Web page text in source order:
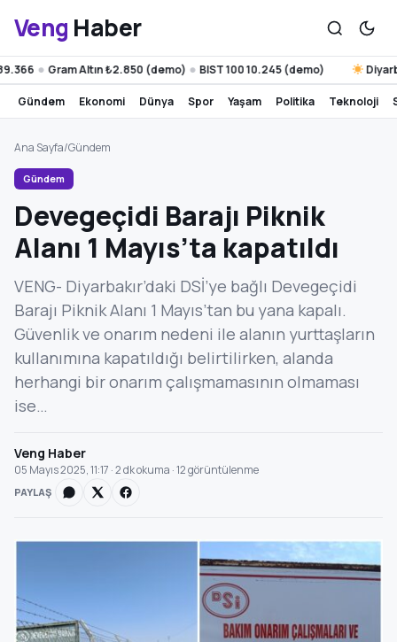
Veng Haber
● Gram Altın ₺2.850 (demo) ● BIST 100 10.245 (demo) Diyarbakır
gündem ekonomi dünya spor yaşam politika teknoloji
Ana Sayfa/Gündem
Gündem
Devegeçidi Barajı Piknik
Alanı 1 Mayıs’ta kapatıldı
VENG- Diyarbakır’daki DSİ’ye bağlı Devegeçidi
Barajı Piknik Alanı 1 Mayıs’tan bu yana kapalı.
Güvenlik ve onarım nedeni ile alanın yurttaşların
kullanımına kapatıldığı belirtilirken, alanda
herhangi bir onarım çalışmamasının olmaması
ise…
Veng Haber
05 Mayıs 2025, 11:17 · 2 dk okuma · 12 görüntülenme
PAYLAŞ